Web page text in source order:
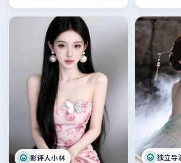
影评人小林 独立导